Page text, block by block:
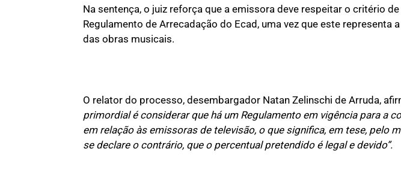
Na sentença, o juiz reforça que a emissora deve respeitar o critério
Regulamento de Arrecadação do Ecad, uma vez que este representa
das obras musicais.
O relator do processo, desembargador Natan Zelinschi de Arruda,
primordial é considerar que há um Regulamento em vigência para a
em relação às emissoras de televisão, o que significa, em tese, pelo
se declare o contrário, que o percentual pretendido é legal e devido”.